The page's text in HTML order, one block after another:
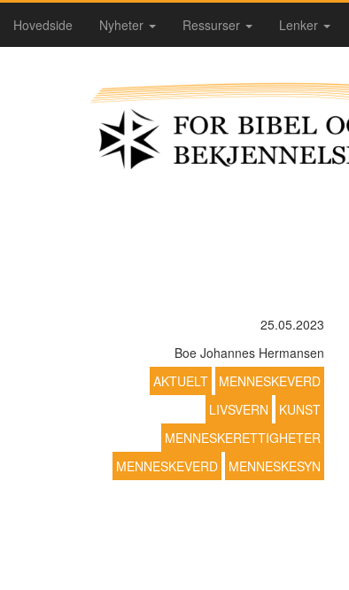
Hovedside Nyheter Ressurser Lenker
25.05.2023
Boe Johannes Hermansen
AKTUELT
MENNESKEVERD
LIVSVERN
KUNST
MENNESKERETTIGHETER
MENNESKEVERD
MENNESKESYN